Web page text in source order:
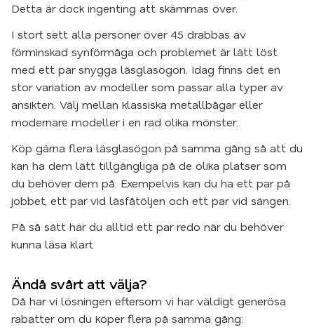
Detta är dock ingenting att skämmas över.
I stort sett alla personer över 45 drabbas av
förminskad synförmåga och problemet är lätt löst
med ett par snygga läsglasögon. Idag finns det en
stor variation av modeller som passar alla typer av
ansikten. Välj mellan klassiska metallbågar eller
modernare modeller i en rad olika mönster.
Köp gärna flera läsglasögon på samma gång så att du
kan ha dem lätt tillgängliga på de olika platser som
du behöver dem på. Exempelvis kan du ha ett par på
jobbet, ett par vid läsfåtöljen och ett par vid sängen.
På så sätt har du alltid ett par redo när du behöver
kunna läsa klart.
Ändå svårt att välja?
Då har vi lösningen eftersom vi har väldigt generösa
rabatter om du köper flera på samma gång: